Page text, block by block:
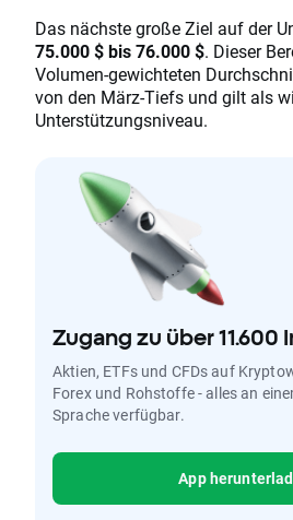
Das nächste große Ziel auf der
75.000 $ bis 76.000 $. Dieser
Volumen-gewichteten
von den März-Tiefs und gilt als
Unterstützungsniveau.
Zugang zu über 11.600
Aktien, ETFs und CFDs auf
Forex und Rohstoffe - alles an
Sprache verfügbar.
App